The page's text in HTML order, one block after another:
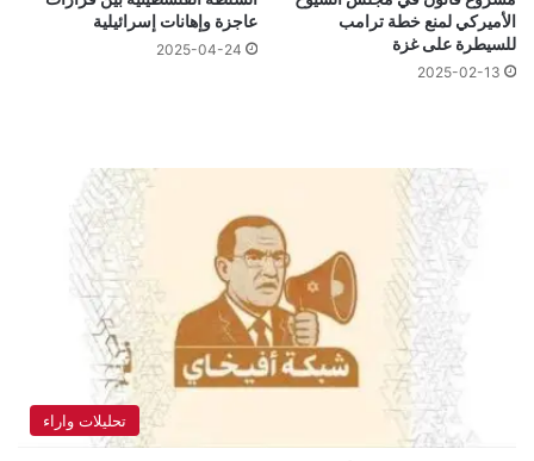
الأميركي لمنع خطة ترامب
للسيطرة على غزة
2025-02-13
عاجزة وإهانات إسرائيلية
2025-04-24
تحليلات واراء